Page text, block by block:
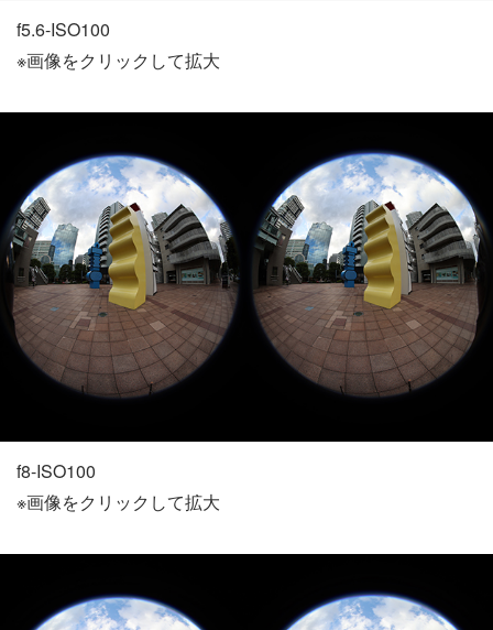
f5.6-ISO100
※画像をクリックして拡大
f8-ISO100
※画像をクリックして拡大